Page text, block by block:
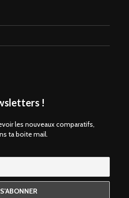
!
les nouveaux comparatifs,
ta boite mail.